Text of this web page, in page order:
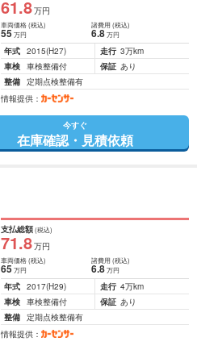
61.8万円
車両価格(税込)
55万円
諸費用 (税込)
6.8 万円
年式 2015(H27) 走行 3万km
車検 車検整備付 保証 あり
整備 定期点検整備有
情報提供：
今すぐ
在庫確認・見積依頼
支払総額(税込)
71.8万円
車両価格(税込)
65万円
諸費用 (税込)
6.8 万円
年式 2017(H29) 走行 4万km
車検 車検整備付 保証 あり
整備 定期点検整備有
情報提供：